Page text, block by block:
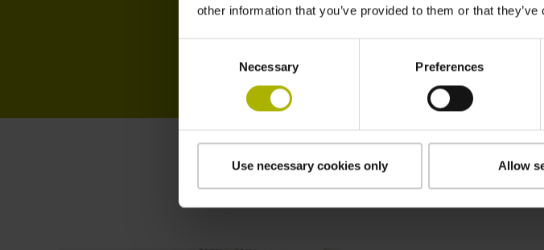
other information that you’ve provided to them or that
Necessary Preferences
Use necessary cookies only Allow
Un design